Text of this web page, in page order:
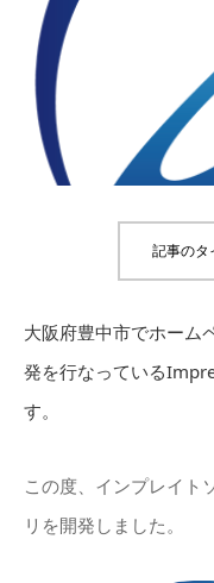
記事のタ
大阪府豊中市でホーム
発を行なっている
す。
この度、インプレイト
リを開発しました。